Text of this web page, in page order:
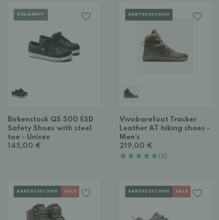
GEDÄMPFT
Birkenstock QS 500 ESD
Safety Shoes with steel
toe - Unisex
145,00 €
BARFUSSSCHUH
Vivobarefoot Tracker
Leather AT hiking shoes -
Men's
219,00 €
(5)
BARFUSSSCHUH SALE BARFUSSSCHUH SALE